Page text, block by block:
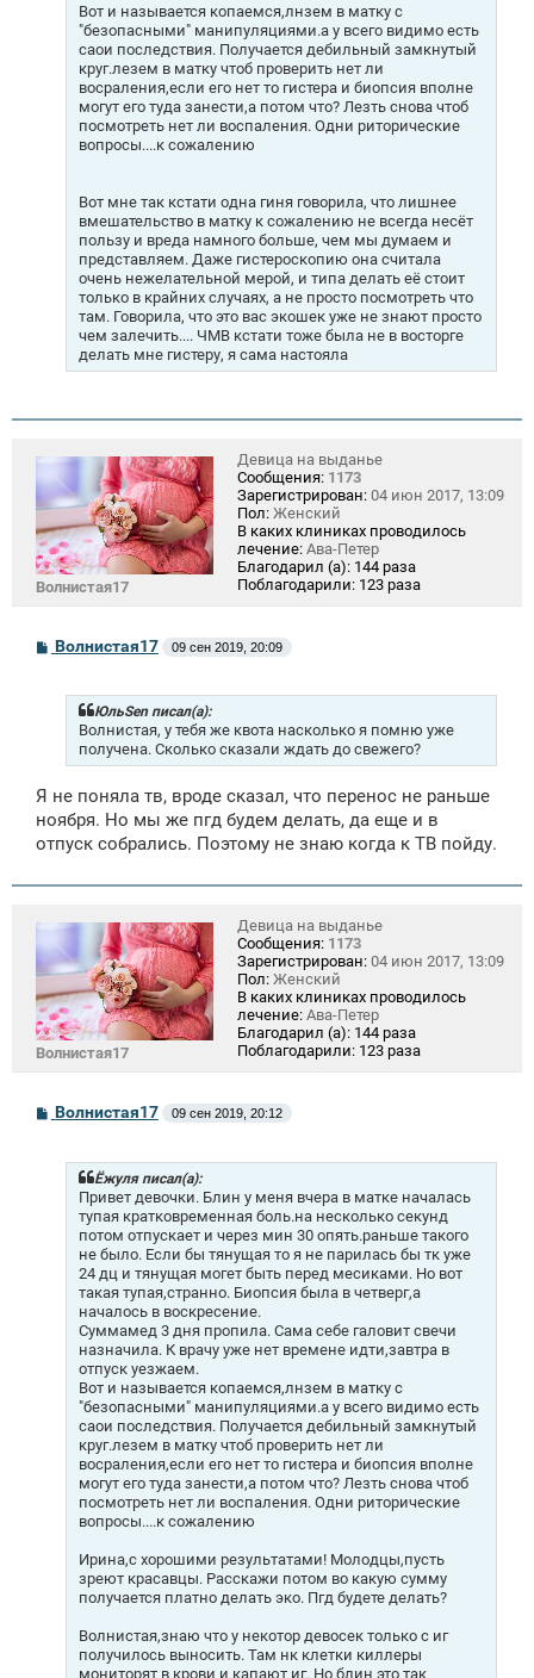
Вот и называется копаемся,лнзем в матку с
"безопасными" манипуляциями.а у всего видимо есть
саои последствия. Получается дебильный замкнутый
круг.лезем в матку чтоб проверить нет ли
восраления,если его нет то гистера и биопсия вполне
могут его туда занести,а потом что? Лезть снова чтоб
посмотреть нет ли воспаления. Одни риторические
вопросы....к сожалению
Вот мне так кстати одна гиня говорила, что лишнее
вмешательство в матку к сожалению не всегда несёт
пользу и вреда намного больше, чем мы думаем и
представляем. Даже гистероскопию она считала
очень нежелательной мерой, и типа делать её стоит
только в крайних случаях, а не просто посмотреть что
там. Говорила, что это вас экошек уже не знают просто
чем залечить.... ЧМВ кстати тоже была не в восторге
делать мне гистеру, я сама настояла
Волнистая17
Девица на выданье
Сообщения: 1173
Зарегистрирован: 04 июн 2017, 13:09
Пол: Женский
В каких клиниках проводилось
лечение: Ава-Петер
Благодарил (а): 144 раза
Поблагодарили: 123 раза
С
о
Волнистая17 09 сен 2019, 20:09
ЮльSen писал(а):
Волнистая, у тебя же квота насколько я помню уже
получена. Сколько сказали ждать до свежего?
Я не поняла тв, вроде сказал, что перенос не раньше
ноября. Но мы же пгд будем делать, да еще и в
отпуск собрались. Поэтому не знаю когда к ТВ пойду.
Волнистая17
Девица на выданье
Сообщения: 1173
Зарегистрирован: 04 июн 2017, 13:09
Пол: Женский
В каких клиниках проводилось
лечение: Ава-Петер
Благодарил (а): 144 раза
Поблагодарили: 123 раза
СВолнистая17 09 сен 2019, 20:12
Ёжуля писал(а):
Привет девочки. Блин у меня вчера в матке началась
тупая кратковременная боль.на несколько секунд
потом отпускает и через мин 30 опять.раньше такого
не было. Если бы тянущая то я не парилась бы тк уже
24 дц и тянущая могет быть перед месиками. Но вот
такая тупая,странно. Биопсия была в четверг,а
началось в воскресение.
Суммамед 3 дня пропила. Сама себе галовит свечи
назначила. К врачу уже нет времене идти,завтра в
отпуск уезжаем.
Вот и называется копаемся,лнзем в матку с
"безопасными" манипуляциями.а у всего видимо есть
саои последствия. Получается дебильный замкнутый
круг.лезем в матку чтоб проверить нет ли
восраления,если его нет то гистера и биопсия вполне
могут его туда занести,а потом что? Лезть снова чтоб
посмотреть нет ли воспаления. Одни риторические
вопросы....к сожалению
Ирина,с хорошими результатами! Молодцы,пусть
зреют красавцы. Расскажи потом во какую сумму
получается платно делать эко. Пгд будете делать?
Волнистая,знаю что у некотор девосек только с иг
получилось выносить. Там нк клетки киллеры
мониторят в крови и капают иг. Но блин это так